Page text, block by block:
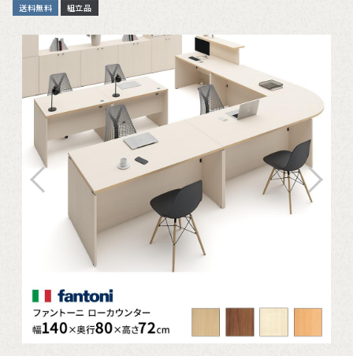
送料無料 組立品